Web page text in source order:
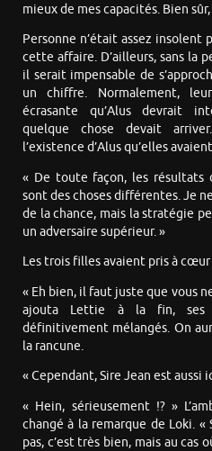
mieux de mes capacités. Bien
Personne n’était assez insolent
cette affaire. D’ailleurs, sans la
il serait impensable de
un chiffre. Normalement,
écrasante qu’Alus devrait
quelque chose devait
l’existence d’Alus qu’elles
« De toute façon, les résultats
sont des choses différentes. Je
de la chance, mais la stratégie
un adversaire supérieur. »
Les trois filles avaient pris à
« Eh bien, il faut juste que vous
ajouta Lettie à la fin, ses
définitivement mélangés. On
la rancune.
« Cependant, Sire Jean est aussi
« Hein, sérieusement !? »
changé à la remarque de Loki.
pas, c’est très bien, mais au cas